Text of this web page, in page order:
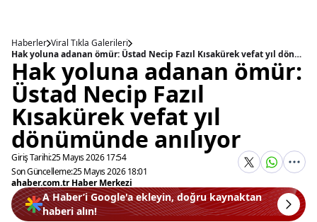
Haberler Viral Tıkla Galerileri
Hak yoluna adanan ömür: Üstad Necip Fazıl Kısakürek vefat yıl dönümünde anılıyor
Hak yoluna adanan ömür:
Üstad Necip Fazıl
Kısakürek vefat yıl
dönümünde anılıyor
Giriş Tarihi:25 Mayıs 2026 17:54
Son Güncelleme:25 Mayıs 2026 18:01
ahaber.com.tr Haber Merkezi
A Haber’i Google'a ekleyin, doğru kaynaktan
haberi alın!